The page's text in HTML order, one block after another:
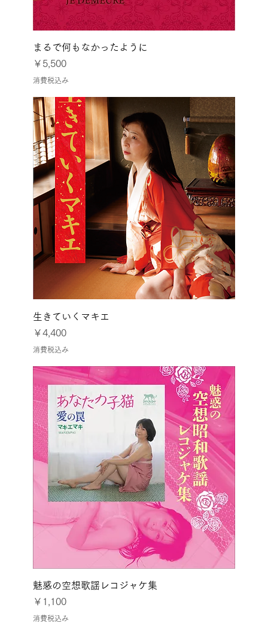
まるで何もなかったように
価格
￥5,500
消費税込み
生きていくマキエ
価格
￥4,400
消費税込み
魅惑の空想歌謡レコジャケ集
価格
￥1,100
消費税込み